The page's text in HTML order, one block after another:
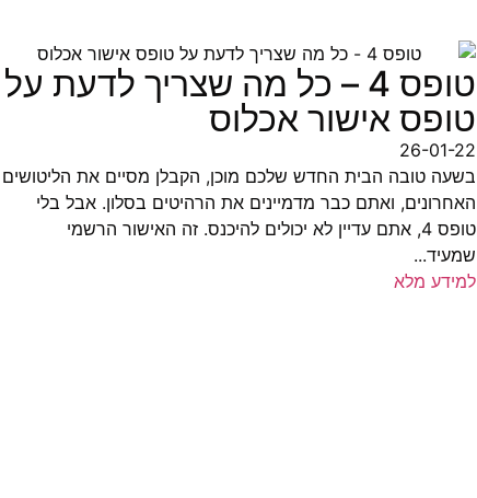
טופס 4 – כל מה שצריך לדעת על
טופס אישור אכלוס
26-01-22
בשעה טובה הבית החדש שלכם מוכן, הקבלן מסיים את הליטושים
האחרונים, ואתם כבר מדמיינים את הרהיטים בסלון. אבל בלי
טופס 4, אתם עדיין לא יכולים להיכנס. זה האישור הרשמי
שמעיד...
למידע מלא